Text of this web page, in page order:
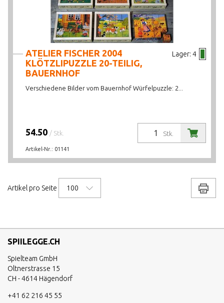
Lager: 4
ATELIER FISCHER 2004
KLÖTZLIPUZZLE 20-TEILIG,
BAUERNHOF
Verschiedene Bilder vom Bauernhof Würfelpuzzle: 2...
Stk.
54.50 / Stk.
Artikel-Nr.: 01141
Artikel pro Seite 100
SPIILEGGE.CH
Spielteam GmbH
Oltnerstrasse 15
CH - 4614 Hägendorf
+41 62 216 45 55